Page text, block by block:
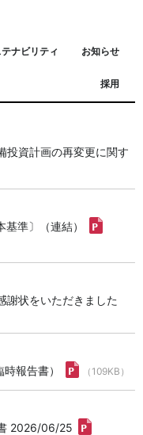
ナビリティ お知らせ
採用
投資計画の再変更に関す
準〕（連結）
謝状をいただきました
報告書） （109KB）
2026/06/25